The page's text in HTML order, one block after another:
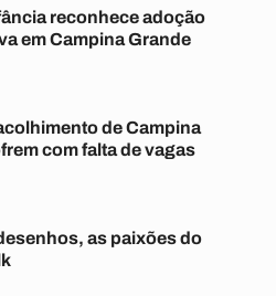
reconhece adoção
em Campina Grande
de Campina
com falta de vagas
as paixões do